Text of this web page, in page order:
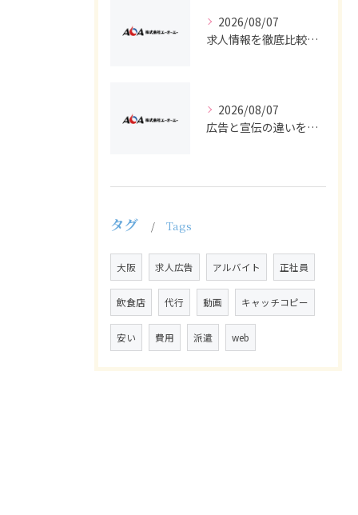
2026/08/07
求人情報を徹底比較して正社員やバイトを効率よく見つける実践ガイド
2026/08/07
広告と宣伝の違いを押さえた採用求人戦略とバイト正社員獲得の実務ポイント
タグ Tags
大阪 求人広告 アルバイト 正社員
飲食店 代行 動画 キャッチコピー
安い 費用 派遣 web